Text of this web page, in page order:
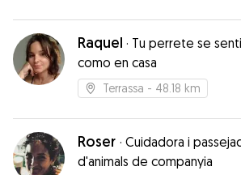
Raquel · Tu perrete se
como en casa
Terrassa - 48.18 km
Roser · Cuidadora i
d'animals de companyia